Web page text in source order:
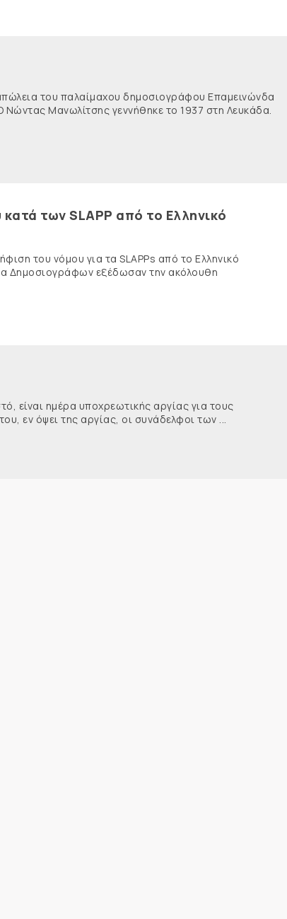
του παλαίμαχου δημοσιογράφου Επαμεινώνδα
Μανωλίτσης γεννήθηκε το 1937 στη Λευκάδα.
των SLAPP από το Ελληνικό
του νόμου για τα SLAPPs από το Ελληνικό
Δημοσιογράφων εξέδωσαν την ακόλουθη
ημέρα υποχρεωτικής αργίας για τους
όψει της αργίας, οι συνάδελφοι των ...